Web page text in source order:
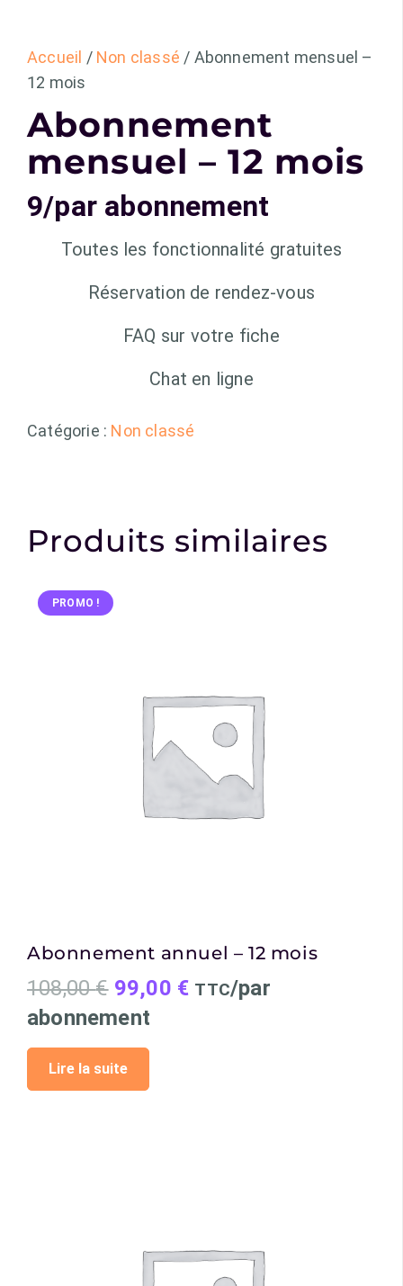
Accueil / Non classé / Abonnement mensuel –
12 mois
Abonnement
mensuel – 12 mois
9/par abonnement
Toutes les fonctionnalité gratuites
Réservation de rendez-vous
FAQ sur votre fiche
Chat en ligne
Catégorie : Non classé
Produits similaires
PROMO !
Abonnement annuel – 12 mois
108,00€ Le
prix
initial
était :
99,00 €Le
TTC/par
abonnement
Lire la suite